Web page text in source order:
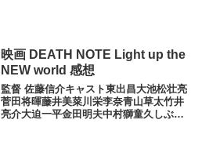
映画 DEATH NOTE Light up the
NEW world 感想
監督 佐藤信介キャスト東出昌大池松壮亮
菅田将暉藤井美菜川栄李奈青山草太竹井
亮介大迫一平金田明夫中村獅童久しぶり